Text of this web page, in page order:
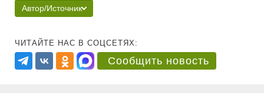
Автор/Источник
ЧИТАЙТЕ НАС В СОЦСЕТЯХ:
Сообщить новость